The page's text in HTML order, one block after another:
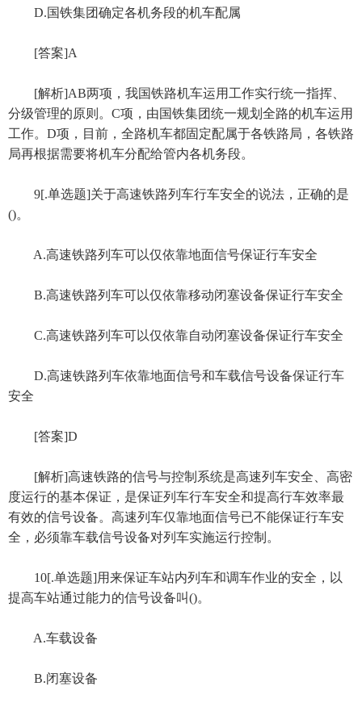
D.国铁集团确定各机务段的机车配属
[答案]A
[解析]AB两项，我国铁路机车运用工作实行统一指挥、
分级管理的原则。C项，由国铁集团统一规划全路的机车运用
工作。D项，目前，全路机车都固定配属于各铁路局，各铁路
局再根据需要将机车分配给管内各机务段。
9[.单选题]关于高速铁路列车行车安全的说法，正确的是
()。
A.高速铁路列车可以仅依靠地面信号保证行车安全
B.高速铁路列车可以仅依靠移动闭塞设备保证行车安全
C.高速铁路列车可以仅依靠自动闭塞设备保证行车安全
D.高速铁路列车依靠地面信号和车载信号设备保证行车
安全
[答案]D
[解析]高速铁路的信号与控制系统是高速列车安全、高密
度运行的基本保证，是保证列车行车安全和提高行车效率最
有效的信号设备。高速列车仅靠地面信号已不能保证行车安
全，必须靠车载信号设备对列车实施运行控制。
10[.单选题]用来保证车站内列车和调车作业的安全，以
提高车站通过能力的信号设备叫()。
A.车载设备
B.闭塞设备